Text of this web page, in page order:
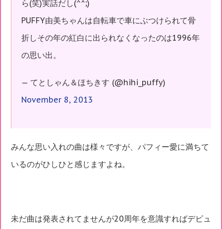
ら(笑)実話だし(^^;)
PUFFY由美ちゃんは自転車で車にぶつけられて骨
折しその年の紅白に出られなくなったのは1996年
の思い出。
— てとしゃん＆ほちきす (@hihi_puffy)
November 8, 2013
みんな思い入れの曲は様々ですが、パフィー愛に満ちて
いるのがひしひと感じますよね。
未だ曲は発表されてませんが20周年を意識すればデビュ